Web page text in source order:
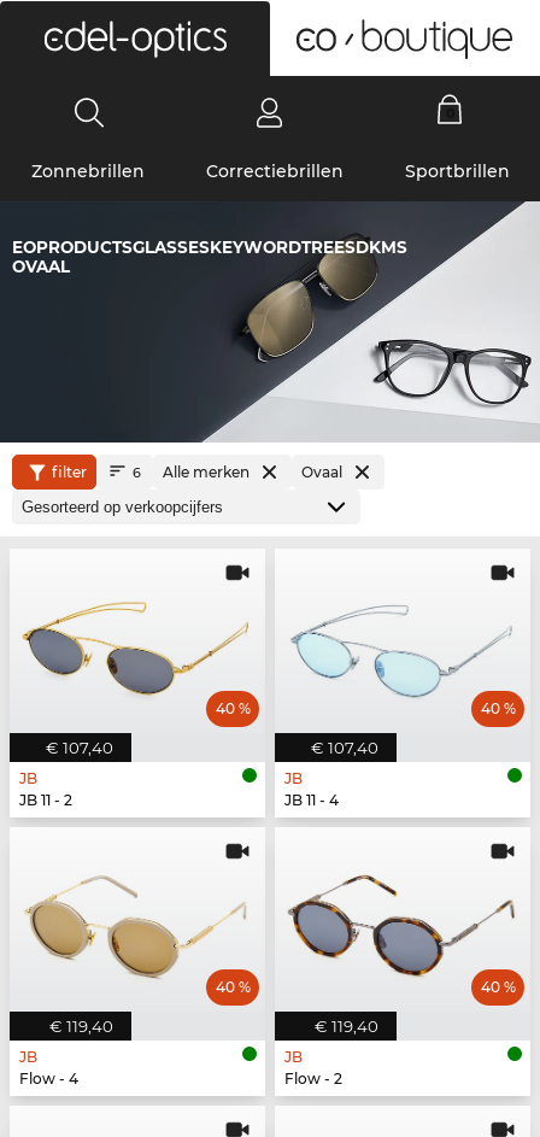
Zonnebrillen Correctiebrillen Sportbrillen
EOPRODUCTSGLASSESKEYWORDTREESDKMS
OVAAL
filter 6 Alle merken Ovaal
€ 107,40
40 %
JB
JB 11 - 2
€ 107,40
40 %
JB
JB 11 - 4
€ 119,40
40 %
JB
Flow - 4
€ 119,40
40 %
JB
Flow - 2